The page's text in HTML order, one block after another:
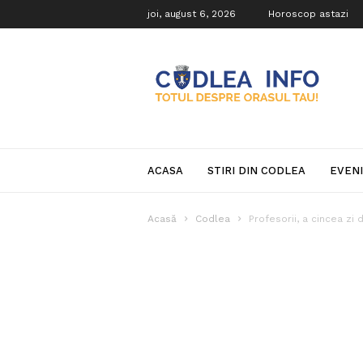
joi, august 6, 2026 Horoscop astazi
Info
ACASA STIRI DIN CODLEA
Acasă Codlea Profesorii, a cincea zi